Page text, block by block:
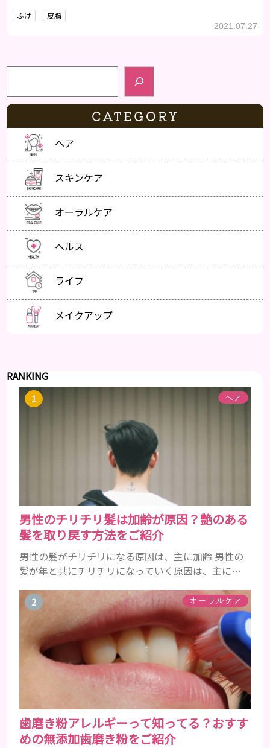
ふけ 皮脂
2021.07.27
検索
CATEGORY
ヘア
スキンケア
オーラルケア
ヘルス
ライフ
メイクアップ
RANKING
ヘア
男性のチリチリ髪は加齢が原因？艶のある
髪を取り戻す方法をご紹介
男性の髪がチリチリになる原因は、主に加齢 男性の
髪が年と共にチリチリになっていく原因は、主に加
にツヤがあった男性も、いつのまにか髪がチリチリ
でペタンとするようになったと感じる人もいるでし
ょう。特に大人の男性としての魅力が出てくる40代
以降の男性に悩んでいる人が多い傾向があります。
髪が生え変わるサイクルは、年齢と共に乱れていき
ます。髪が太くならないま...
オーラルケア
歯磨き粉アレルギーって知ってる？おすす
めの無添加歯磨き粉をご紹介